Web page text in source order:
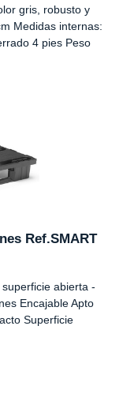
gris, robusto y
Medidas internas:
4 pies Peso
Ref.SMART
abierta -
Encajable Apto
Superficie